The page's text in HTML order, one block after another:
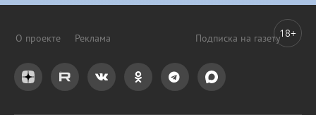
О проекте Реклама Подписка на газету18+